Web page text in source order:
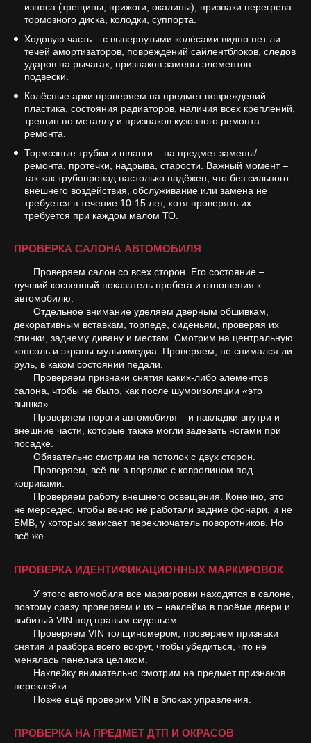
износа (трещины, прижоги, окалины), признаки перегрева
тормозного диска, колодки, суппорта.
Ходовую часть – с вывернутыми колёсами видно нет ли
течей амортизаторов, повреждений сайлентблоков, следов
ударов на рычагах, признаков замены элементов
подвески.
Колёсные арки проверяем на предмет повреждений
пластика, состояния радиаторов, наличия всех креплений,
трещин по металлу и признаков кузовного ремонта
ремонта.
Тормозные трубки и шланги – на предмет замены/
ремонта, протечки, надрыва, старости. Важный момент –
так как трубопровод настолько надёжен, что без сильного
внешнего воздействия, обслуживание или замена не
требуется в течение 10-15 лет, хотя проверять их
требуется при каждом малом ТО.
ПРОВЕРКА САЛОНА АВТОМОБИЛЯ
Проверяем салон со всех сторон. Его состояние –
лучший косвенный показатель пробега и отношения к
автомобилю.
Отдельное внимание уделяем дверным обшивкам,
декоративным вставкам, торпеде, сиденьям, проверяя их
спинки, заднему дивану и местам. Смотрим на центральную
консоль и экраны мультимедиа. Проверяем, не снимался ли
руль, в каком состоянии педали.
Проверяем признаки снятия каких-либо элементов
салона, чтобы не было, как после шумоизоляции «это
вышка».
Проверяем пороги автомобиля – и накладки внутри и
внешние части, которые также могли задевать ногами при
посадке.
Обязательно смотрим на потолок с двух сторон.
Проверяем, всё ли в порядке с ковролином под
ковриками.
Проверяем работу внешнего освещения. Конечно, это
не мерседес, чтобы вечно не работали задние фонари, и не
БМВ, у которых закисает переключатель поворотников. Но
всё же.
ПРОВЕРКА ИДЕНТИФИКАЦИОННЫХ МАРКИРОВОК
У этого автомобиля все маркировки находятся в салоне,
поэтому сразу проверяем и их – наклейка в проёме двери и
выбитый VIN под правым сиденьем.
Проверяем VIN толщиномером, проверяем признаки
снятия и разбора всего вокруг, чтобы убедиться, что не
менялась панелька целиком.
Наклейку внимательно смотрим на предмет признаков
переклейки.
Позже ещё проверим VIN в блоках управления.
ПРОВЕРКА НА ПРЕДМЕТ ДТП И ОКРАСОВ